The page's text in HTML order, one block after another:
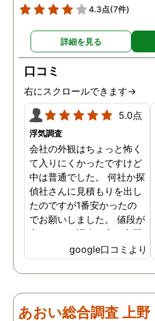
も、不安で日々辛い気持ち
対応して頂いた上に、かな
り迅速に弁護士に関するア
ドバイスを頂き繋いで下さ
った事、本当に感謝してい
ます。
4.3点(7件)
詳細を見る
口コミ
右にスクロールできます→
5.0点
浮気調査
会社の外観はちょっと怖く
て入りにくかったですけど
中は普通でした。 何社か探
偵社さんに見積もりを出し
たのですが1番安かったの
でお願いしました。 値段が
安いので、調査の方が心配
でしたがしっかり浮気の証
拠を押さえて頂けました。
ありがとう御座いました。
探偵に頼む事のない人生を
歩みますね(笑)
google口コミより
あおい総合調査 上野